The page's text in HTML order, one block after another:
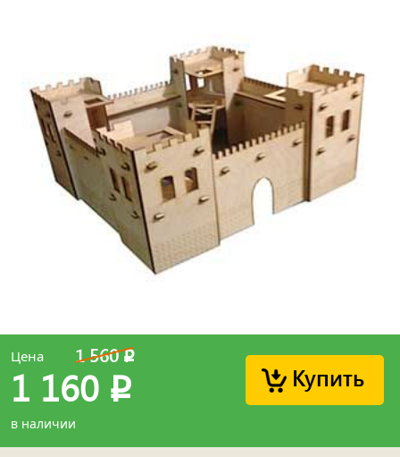
Купить
1 560p
Цена
1 160 p
в наличии